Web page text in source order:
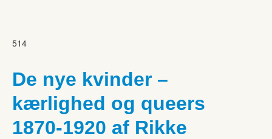
514
De nye kvinder –
kærlighed og queers
1870-1920 af Rikke